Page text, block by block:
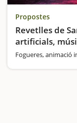
Propostes
Revetlles de
artificials,
Fogueres, animació